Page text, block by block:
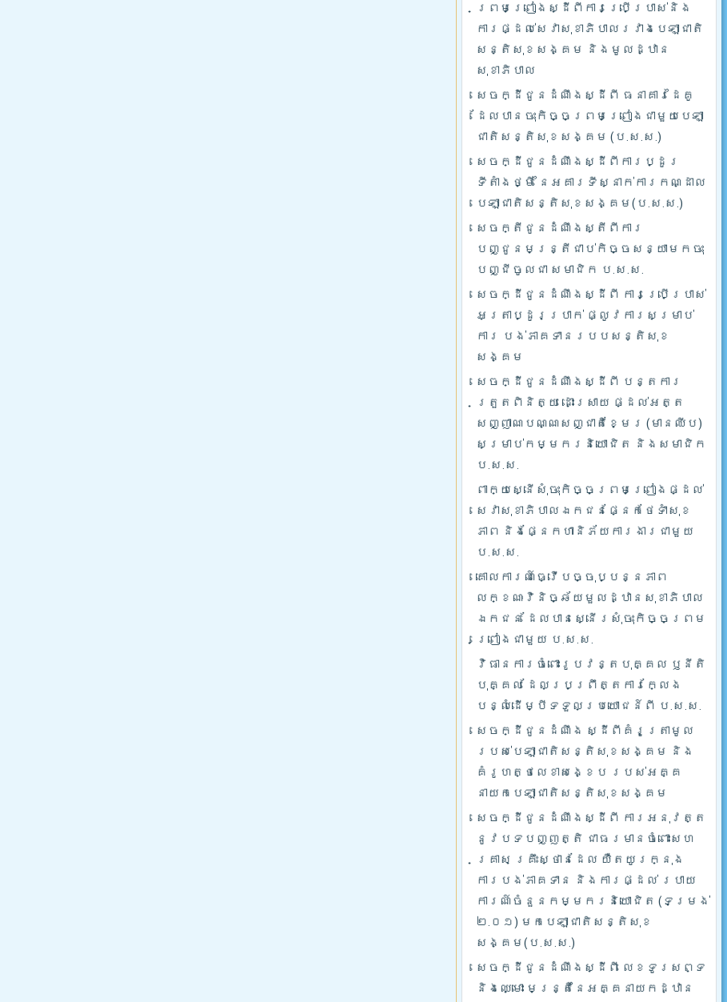
ព្រមព្រៀងស្ដីពីការប្រើប្រាស់និង
ការផ្ដល់សេវាសុខាភិបាលរវាងបេឡាជាតិ
សន្តិសុខសង្គម និងមូលដ្ឋាន
សុខាភិបាល
សេចក្ដីជូនដំណឹងស្ដីពី ធនាគារដៃគូ
ដែលបានចុះកិច្ចព្រមព្រៀងជាមួយបេឡា
ជាតិសន្តិសុខសង្គម (ប.ស.ស.)
សេចក្ដីជូនដំណឹងស្ដីពីការប្ដូរ
ទីតាំងថ្មី នៃអគារទីស្នាក់ការកណ្ដាល
បេឡាជាតិសន្តិសុខសង្គម(ប.ស.ស.)
សេចក្តីជូនដំណឹងស្តីពីការ
បញ្ជូនមន្រ្តីជាប់កិច្ចសន្យាមកចុះ
បញ្ជីចូលជា សមាជិក ប.ស.ស.
សេចក្ដីជូនដំណឹងស្ដីពី ការប្រើប្រាស់
អត្រាប្ដូរប្រាក់ ផ្លូវការសម្រាប់
ការ បង់ភាគទានរបបសន្តិសុខ
សង្គម
សេចក្ដីជូនដំណឹងស្ដីពី បន្តការ
ត្រួតពិនិត្យ ដោះស្រាយ ផ្ដល់អត្ត
សញ្ញាណបណ្ណសញ្ជាតិខ្មែរ (មានឈីប)
សម្រាប់កម្មករនិយោជិត និងសមាជិក
ប.ស.ស.
ពាក្យស្នើសុំចុះកិច្ចព្រមព្រៀងផ្ដល់
សេវាសុខាភិបាលឯកជនផ្នែកថែទាំសុខ
ភាព និងផ្នែកហានិភ័យការងារជាមួយ
ប.ស.ស.
គោលការណ៍ធ្វើបច្ចុប្បន្នភាព
លក្ខណៈវិនិច្ឆ័យមួលដ្ឋានសុខាភិបាល
ឯកជន ដែលបានស្នើរសុំចុះកិច្ចព្រម
ព្រៀងជាមួយ ប.ស.ស.
វិធានការចំពោះរូបវន្តបុគ្គល ឫនីតិ
បុគ្គល ដែលប្រព្រឹត្តការក្លែង
បន្លំដើម្បីទទួលប្រយោជន៍ពី ប.ស.ស.
សេចក្ដីជូនដំណឹង ស្ដីពីគំរូត្រាមូល
របស់បេឡាជាតិសន្តិសុខសង្គម និង
គំរូហត្ថលេខាសង្ខេប របស់អគ្គ
នាយកបេឡាជាតិសន្តិសុខសង្គម
សេចក្ដីជូនដំណឹងស្ដីពី ការអនុវត្ត
នូវបទបញ្ញត្តិ ជាធរមានចំពោះសហ
គ្រាស គ្រឹះស្ថានដែល យឺតយូរក្នុង
ការបង់ភាគទាន និងការផ្ដល់ របាយ
ការណ៍ចំនួនកម្មករនិយោជិត (ទម្រង់
២.០១) មកបេឡាជាតិសន្តិសុខ
សង្គម(ប.ស.ស.)
សេចក្ដីជូនដំណឹងស្ដីពី លេខទូរសព្ទ
និងឈ្មោះ មន្រ្តីនៃអគ្គនាយកដ្ឋាន